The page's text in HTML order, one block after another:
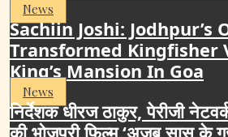
News
Sachiin Joshi: Jodhpur’s
Transformed Kingfisher
King’s Mansion In Goa
News
निर्देशक धीरज ठाकुर, पेरीजी